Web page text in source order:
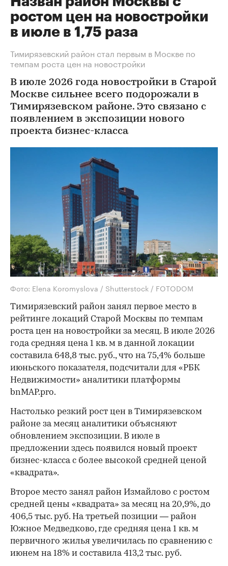
ростом цен на новостройки
в июле в 1,75 раза
Тимирязевский район стал первым в Москве по
темпам роста цен на новостройки
В июле 2026 года новостройки в Старой
Москве сильнее всего подорожали в
Тимирязевском районе. Это связано с
появлением в экспозиции нового
проекта бизнес-класса
Фото: Elena Koromyslova / Shutterstock / FOTODOM
Тимирязевский район занял первое место в
рейтинге локаций Старой Москвы по темпам
роста цен на новостройки за месяц. В июле 2026
года средняя цена 1 кв. м в данной локации
составила 648,8 тыс. руб., что на 75,4% больше
июньского показателя, подсчитали для «РБК
Недвижимости» аналитики платформы
bnMAP.pro.
Настолько резкий рост цен в Тимирязевском
районе за месяц аналитики объясняют
обновлением экспозиции. В июле в
предложении здесь появился новый проект
бизнес-класса с более высокой средней ценой
«квадрата».
Второе место занял район Измайлово с ростом
средней цены «квадрата» за месяц на 20,9%, до
406,5 тыс. руб. На третьей позиции — район
Южное Медведково, где средняя цена 1 кв. м
первичного жилья увеличилась по сравнению с
июнем на 18% и составила 413,2 тыс. руб.